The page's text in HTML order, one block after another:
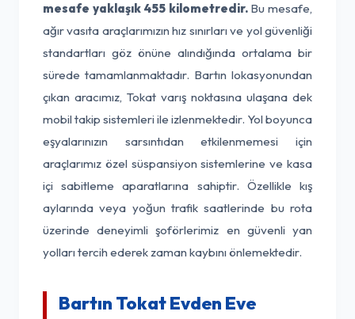
mesafe yaklaşık 455 kilometredir.Bu mesafe,
ağır vasıta araçlarımızın hız sınırları ve yol güvenliği
standartları göz önüne alındığında ortalama bir
sürede tamamlanmaktadır. Bartın lokasyonundan
çıkan aracımız, Tokat varış noktasına ulaşana dek
mobil takip sistemleri ile izlenmektedir. Yol boyunca
eşyalarınızın sarsıntıdan etkilenmemesi için
araçlarımız özel süspansiyon sistemlerine ve kasa
içi sabitleme aparatlarına sahiptir. Özellikle kış
aylarında veya yoğun trafik saatlerinde bu rota
üzerinde deneyimli şoförlerimiz en güvenli yan
yolları tercih ederek zaman kaybını önlemektedir.
Bartın Tokat Evden Eve